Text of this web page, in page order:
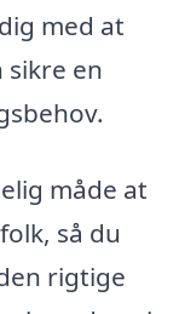
med at
en
måde at
så du
rigtige